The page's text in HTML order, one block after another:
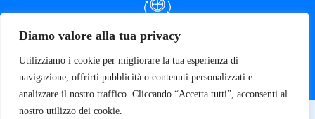
Diamo valore alla tua privacy
Utilizziamo i cookie per migliorare la tua esperienza di
navigazione, offrirti pubblicità o contenuti personalizzati e
analizzare il nostro traffico. Cliccando “Accetta tutti”, acconsenti al
nostro utilizzo dei cookie.
DOCUMENTAZIONE SLA
SPECIFICHE TECNICHE